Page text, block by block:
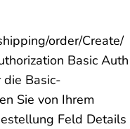
order/Create/
Basic Auth
die Basic-
Sie von Ihrem
Feld Details